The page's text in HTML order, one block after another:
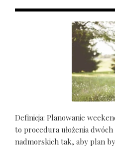
Definicja: Planowanie
to procedura ułożenia
nadmorskich tak, aby plan